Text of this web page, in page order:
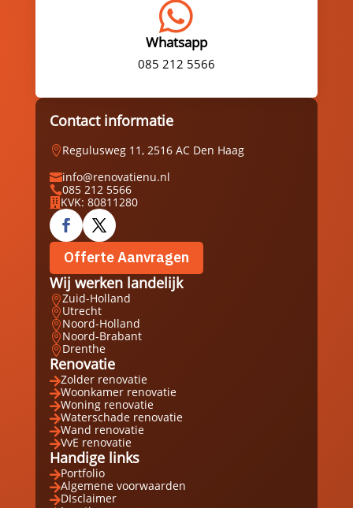

Whatsapp
085 212 5566
Contact informatie
Regulusweg 11, 2516 AC Den Haag
info@renovatienu.nl
085 212 5566
 KVK: 80811280
Offerte Aanvragen
Wij werken landelijk
Zuid-Holland
Utrecht
Noord-Holland
Noord-Brabant
Drenthe
Renovatie
Zolder renovatie
Woonkamer renovatie
Woning renovatie
Waterschade renovatie
Wand renovatie
VvE renovatie
Handige links
Portfolio
Algemene voorwaarden
DIsclaimer